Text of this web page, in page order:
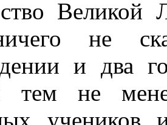
не
и два
тем не